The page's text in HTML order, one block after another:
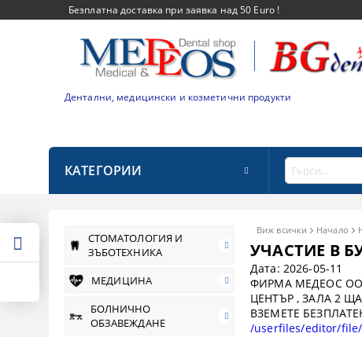
Безплатна доставка при заявка над 50 Euro !
Дентални, медицински и козметични продукти
КАТЕГОРИИ
СТОМАТОЛОГИЯ И
ЗЪБОТЕХНИКА
МЕДИЦИНА
БОЛНИЧНО
ОБЗАВЕЖДАНЕ
Виж всички Начало
УЧАСТИЕ В
Дата: 2026-05-11
ФИРМА МЕДЕОС
ЦЕНТЪР , ЗАЛА 2
ВЗЕМЕТЕ
/userfiles/editor/